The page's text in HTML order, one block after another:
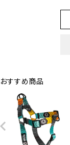
色鮮やかで
す。手触りも
おすすめ商品